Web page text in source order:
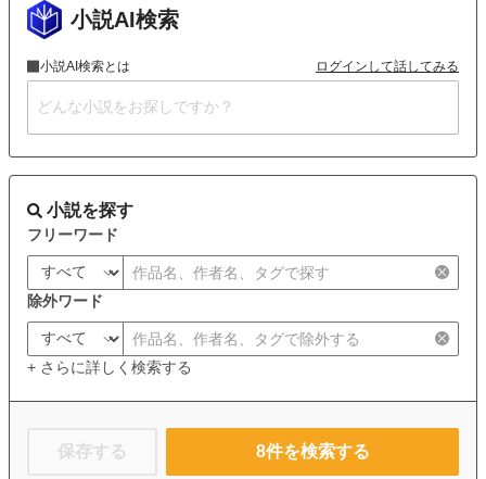
小説AI検索
小説AI検索とは ログインして話してみる
小説を探す
フリーワード
除外ワード
+ さらに詳しく検索する
保存する 8件を検索する